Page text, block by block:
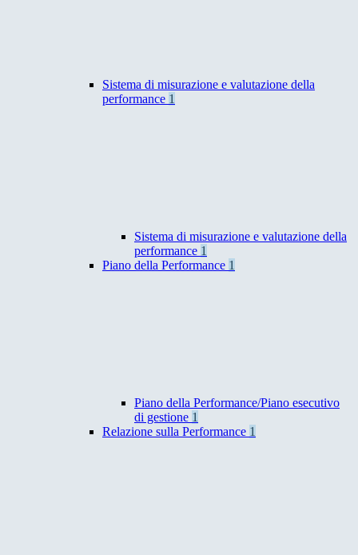
Sistema di misurazione e valutazione della
performance 1
Sistema di misurazione e valutazione della
performance 1
Piano della Performance 1
Piano della Performance/Piano esecutivo
di gestione 1
Relazione sulla Performance 1